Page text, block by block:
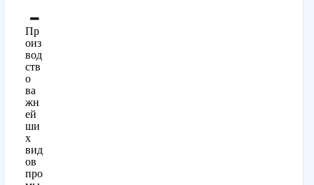
Пр
оиз
вод
ств
о
ва
жн
ей
ши
х
вид
ов
про